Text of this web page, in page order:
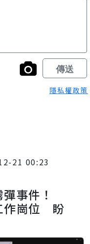
隱私權政策
21 00:23
事件！
作崗位 盼